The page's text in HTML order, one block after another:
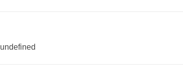
undefined